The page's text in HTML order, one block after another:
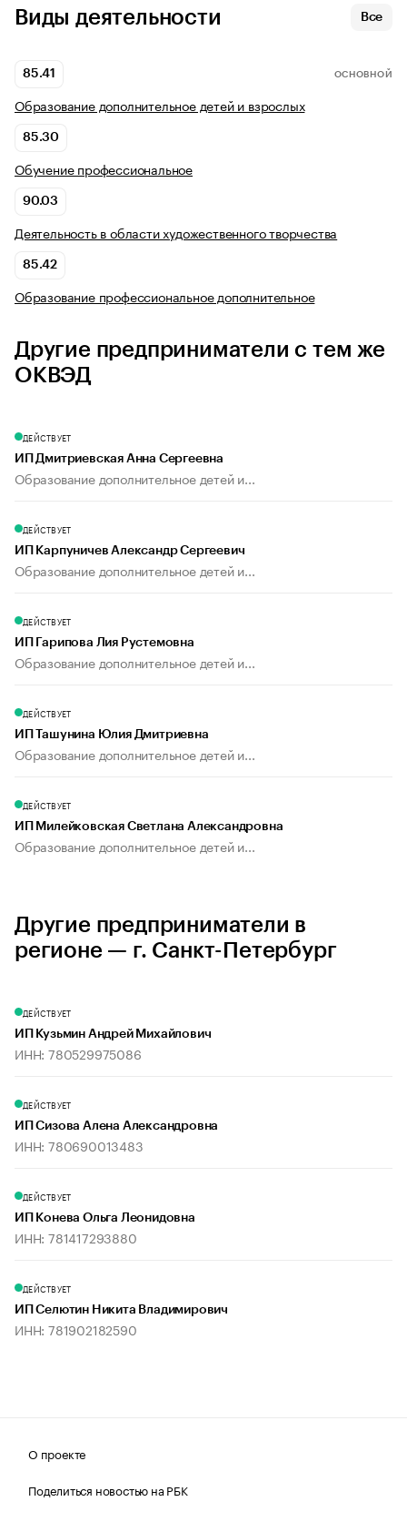
Виды деятельности Все
85.41 ОСНОВНОЙ
Образование дополнительное детей и взрослых
85.30
Обучение профессиональное
90.03
Деятельность в области художественного творчества
85.42
Образование профессиональное дополнительное
Другие предприниматели с тем же
ОКВЭД
ДЕЙСТВУЕТ
ИП Дмитриевская Анна Сергеевна
Образование дополнительное детей и...
ДЕЙСТВУЕТ
ИП Карпуничев Александр Сергеевич
Образование дополнительное детей и...
ДЕЙСТВУЕТ
ИП Гарипова Лия Рустемовна
Образование дополнительное детей и...
ДЕЙСТВУЕТ
ИП Ташунина Юлия Дмитриевна
Образование дополнительное детей и...
ДЕЙСТВУЕТ
ИП Милейковская Светлана Александровна
Образование дополнительное детей и...
Другие предприниматели в
регионе — г. Санкт-Петербург
ДЕЙСТВУЕТ
ИП Кузьмин Андрей Михайлович
ИНН: 780529975086
ДЕЙСТВУЕТ
ИП Сизова Алена Александровна
ИНН: 780690013483
ДЕЙСТВУЕТ
ИП Конева Ольга Леонидовна
ИНН: 781417293880
ДЕЙСТВУЕТ
ИП Селютин Никита Владимирович
ИНН: 781902182590
О проекте
Поделиться новостью на РБК